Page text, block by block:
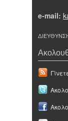
e-mail: